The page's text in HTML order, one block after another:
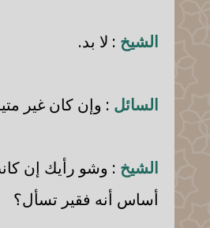
الشيخ : لا بد.
السائل : وإن كان غير
الشيخ : وشو رأيك إن
أساس أنه فقير تسأل؟